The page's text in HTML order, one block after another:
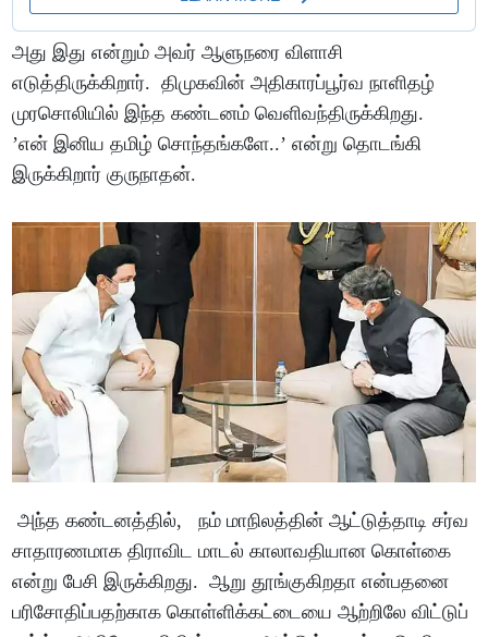
அது இது என்றும் அவர் ஆளுநரை விளாசி
எடுத்திருக்கிறார். திமுகவின் அதிகாரப்பூர்வ நாளிதழ்
முரசொலியில் இந்த கண்டனம் வெளிவந்திருக்கிறது.
’என் இனிய தமிழ் சொந்தங்களே..’ என்று தொடங்கி
இருக்கிறார் குருநாதன்.
அந்த கண்டனத்தில், நம் மாநிலத்தின் ஆட்டுத்தாடி சர்வ
சாதாரணமாக திராவிட மாடல் காலாவதியான கொள்கை
என்று பேசி இருக்கிறது. ஆறு தூங்குகிறதா என்பதனை
பரிசோதிப்பதற்காக கொள்ளிக்கட்டையை ஆற்றிலே விட்டுப்